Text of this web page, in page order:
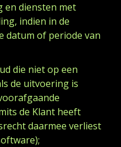
en diensten met
indien in de
datum of periode van
die niet op een
de uitvoering is
de Klant heeft
daarmee verliest